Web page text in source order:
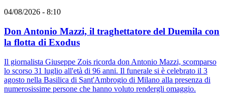
04/08/2026 - 8:10
Don Antonio Mazzi, il traghettatore del Duemila con
la flotta di Exodus
Il giornalista Giuseppe Zois ricorda don Antonio Mazzi, scomparso
lo scorso 31 luglio all'età di 96 anni. Il funerale si è celebrato il 3
agosto nella Basilica di Sant'Ambrogio di Milano alla presenza di
numerosissime persone che hanno voluto rendergli omaggio.